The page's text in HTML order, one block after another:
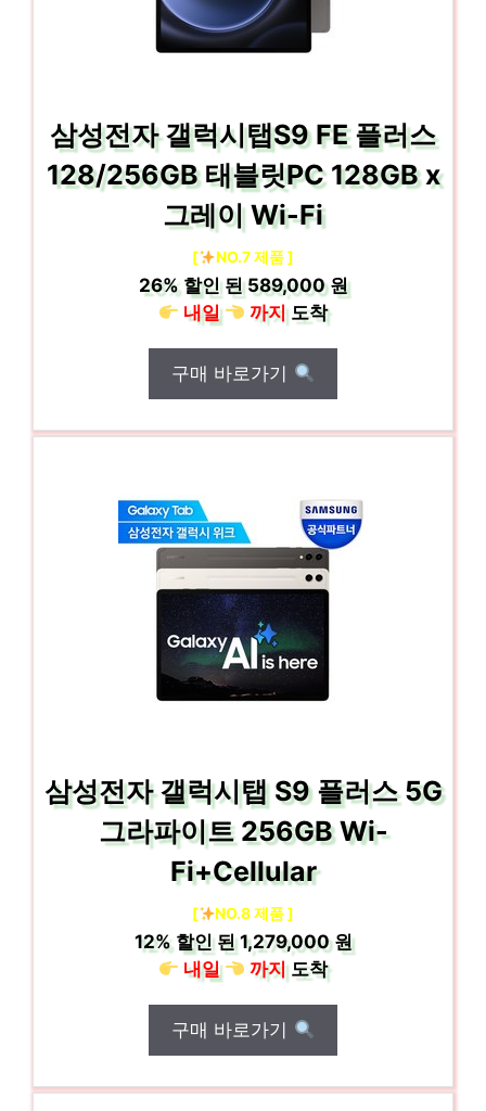
삼성전자 갤럭시탭S9 FE 플러스
128/256GB 태블릿PC 128GB x
그레이 Wi-Fi
[ NO.7 제품 ]
26%할인 된589,000 원
내일
까지도착
구매 바로가기
삼성전자 갤럭시탭 S9 플러스 5G
그라파이트 256GB Wi-
Fi+Cellular
[ NO.8 제품 ]
12%할인 된1,279,000 원
내일
까지도착
구매 바로가기